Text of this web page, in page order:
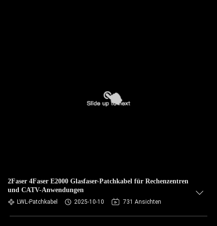
2Faser 4Faser E2000 Glasfaser-Patchkabel für Rechenzentren
und CATV-Anwendungen
LWL-Patchkabel 2025-10-10 731 Ansichten